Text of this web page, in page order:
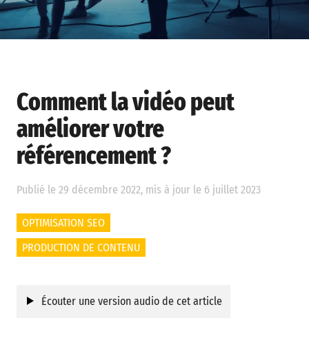
Comment la vidéo peut
améliorer votre
référencement ?
Publié le 29 décembre 2022, mis à jour le 6 juillet 2023
OPTIMISATION SEO
PRODUCTION DE CONTENU
Écouter une version audio de cet article